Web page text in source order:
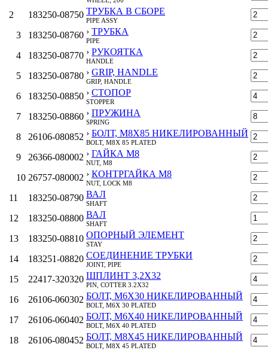
2 183250-08750 ТРУБКА В СБОРЕ
PIPE ASSY
3 183250-08760 › ТРУБКА
PIPE
4 183250-08770 › РУКОЯТКА
HANDLE
5 183250-08780 › GRIP, HANDLE
GRIP, HANDLE
6 183250-08850 › СТОПОР
STOPPER
7 183250-08860 › ПРУЖИНА
SPRING
8 26106-080852 › БОЛТ, M8Х85 НИКЕЛИРОВАННЫЙ
BOLT, M8X 85 PLATED
9 26366-080002 › ГАЙКА M8
NUT, M8
10 26757-080002 › КОНТРГАЙКА M8
NUT, LOCK M8
11 183250-08790 ВАЛ
SHAFT
12 183250-08800 ВАЛ
SHAFT
13 183250-08810 ОПОРНЫЙ ЭЛЕМЕНТ
STAY
14 183251-08820 СОЕДИНЕНИЕ ТРУБКИ
JOINT, PIPE
15 22417-320320 ШПЛИНТ 3,2X32
PIN, COTTER 3.2X32
16 26106-060302 БОЛТ, M6Х30 НИКЕЛИРОВАННЫЙ
BOLT, M6X 30 PLATED
17 26106-060402 БОЛТ, M6Х40 НИКЕЛИРОВАННЫЙ
BOLT, M6X 40 PLATED
18 26106-080452 БОЛТ, M8Х45 НИКЕЛИРОВАННЫЙ
BOLT, M8X 45 PLATED